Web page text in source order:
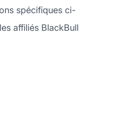
spécifiques ci-
affiliés BlackBull